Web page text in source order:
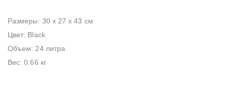
Размеры: 30 x 27 x 43 см
Цвет: Black
Объем: 24 литра
Вес: 0.66 кг